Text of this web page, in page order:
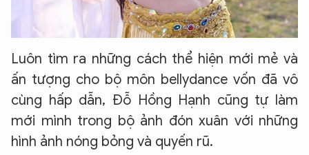
Luôn tìm ra những cách thể hiện mới mẻ và
ấn tượng cho bộ môn bellydance vốn đã vô
cùng hấp dẫn, Đỗ Hồng Hạnh cũng tự làm
mới mình trong bộ ảnh đón xuân với những
hình ảnh nóng bỏng và quyến rũ.